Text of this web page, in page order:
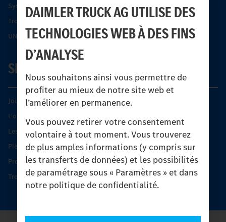
DAIMLER TRUCK AG UTILISE DES
TECHNOLOGIES WEB À DES FINS
D’ANALYSE
Nous souhaitons ainsi vous permettre de
profiter au mieux de notre site web et
l’améliorer en permanence.
Vous pouvez retirer votre consentement
volontaire à tout moment. Vous trouverez
de plus amples informations (y compris sur
les transferts de données) et les possibilités
de paramétrage sous « Paramètres » et dans
notre politique de confidentialité.
Systèmes de sécurité Econic
Trouver un partenaire
UNI-TOUCH®
SERVICE
Journées diagnostic Technique S.A.V Unimog
L'offre de services Unimog
Les produits phares
Pièces d’origine
Protection et maintien de la valeur
Trouver un partenaire